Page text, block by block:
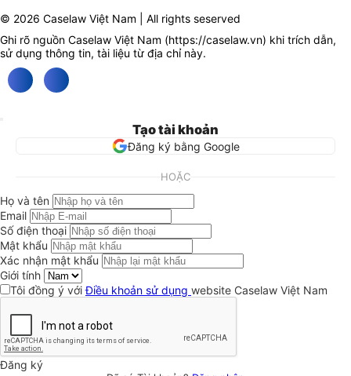
© 2026 Caselaw Việt Nam | All rights seserved
Ghi rõ nguồn Caselaw Việt Nam (https://caselaw.vn) khi trích dẫn,
sử dụng thông tin, tài liệu từ địa chỉ này.
Tạo tài khoản
Đăng ký bằng Google
HOẶC
Họ và tên
Email
Số điện thoại
Mật khẩu
Xác nhận mật khẩu
Giới tính
Tôi đồng ý vớiĐiều khoản sử dụng website Caselaw Việt Nam
Đăng ký